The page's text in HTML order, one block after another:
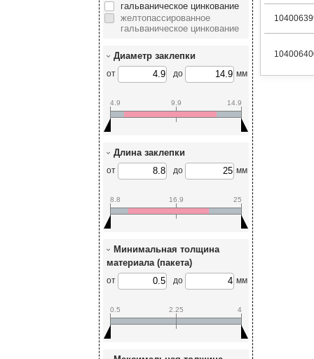
гальваническое цинкование
желтопассированное
гальваническое цинкование
Диаметр заклепки
от до мм
4.9 9.9 14.9
Длина заклепки
от до мм
8.8 16.9 25
Минимальная толщина
материала (пакета)
от до мм
0.5 2.25 4